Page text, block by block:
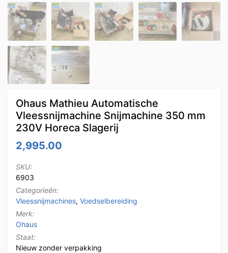
Ohaus Mathieu Automatische
Vleessnijmachine Snijmachine 350 mm
230V Horeca Slagerij
2,995.00
SKU:
6903
Categorieën:
Vleessnijmachines, Voedselbereiding
Merk:
Ohaus
Staat:
Nieuw zonder verpakking